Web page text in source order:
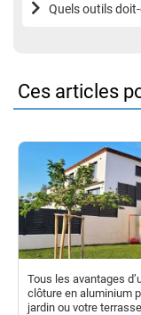
Quels outils
Ces articles
Tous les avantages
clôture en aluminium
jardin ou votre terrasse